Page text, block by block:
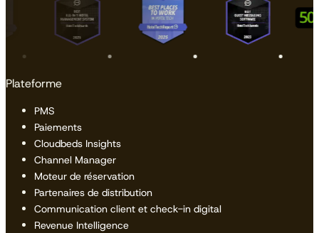
Plateforme
PMS
Paiements
Cloudbeds Insights
Channel Manager
Moteur de réservation
Partenaires de distribution
Communication client et check-in digital
Revenue Intelligence